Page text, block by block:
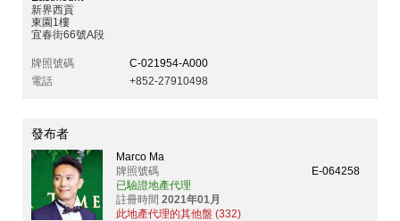
新界西貢
東園1樓
宜春街66號A段
牌照號碼
C-021954-A000
電話
+852-27910498
發布者
Marco Ma
牌照號碼
E-064258
已驗證地產代理
註冊時間 2021年01月
此地產代理的其他盤 (332)